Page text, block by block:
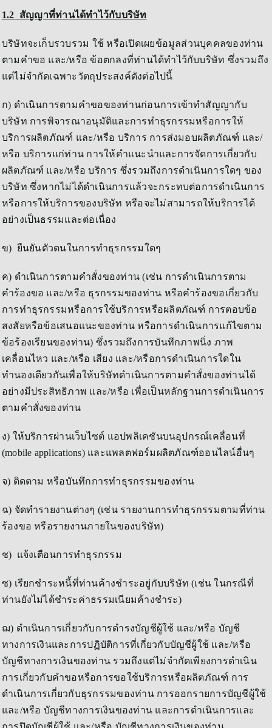
1.2 สัญญาที่ท่านได้ทำไว้กับบริษัท
บริษัทจะเก็บรวบรวม ใช้ หรือเปิดเผยข้อมูลส่วนบุคคลของท่าน
ตามคำขอ และ/หรือ ข้อตกลงที่ท่านได้ทำไว้กับบริษัท ซึ่งรวมถึง
แต่ไม่จำกัดเฉพาะวัตถุประสงค์ดังต่อไปนี้
ก) ดำเนินการตามคำขอของท่านก่อนการเข้าทำสัญญากับ
บริษัท การพิจารณาอนุมัติและการทำธุรกรรมหรือการให้
บริการผลิตภัณฑ์ และ/หรือ บริการ การส่งมอบผลิตภัณฑ์ และ/
หรือ บริการแก่ท่าน การให้คำแนะนำและการจัดการเกี่ยวกับ
ผลิตภัณฑ์ และ/หรือ บริการ ซึ่งรวมถึงการดำเนินการใดๆ ของ
บริษัท ซึ่งหากไม่ได้ดำเนินการแล้วจะกระทบต่อการดำเนินการ
หรือการให้บริการของบริษัท หรือจะไม่สามารถให้บริการได้
อย่างเป็นธรรมและต่อเนื่อง
ข) ยืนยันตัวตนในการทำธุรกรรมใดๆ
ค) ดำเนินการตามคำสั่งของท่าน (เช่น การดำเนินการตาม
คำร้องขอ และ/หรือ ธุรกรรมของท่าน หรือคำร้องขอเกี่ยวกับ
การทำธุรกรรมหรือการใช้บริการหรือผลิตภัณฑ์ การตอบข้อ
สงสัยหรือข้อเสนอแนะของท่าน หรือการดำเนินการแก้ไขตาม
ข้อร้องเรียนของท่าน) ซึ่งรวมถึงการบันทึกภาพนิ่ง ภาพ
เคลื่อนไหว และ/หรือ เสียง และ/หรือการดำเนินการใดใน
ทำนองเดียวกันเพื่อให้บริษัทดำเนินการตามคำสั่งของท่านได้
อย่างมีประสิทธิภาพ และ/หรือ เพื่อเป็นหลักฐานการดำเนินการ
ตามคำสั่งของท่าน
ง) ให้บริการผ่านเว็บไซต์ แอปพลิเคชันบนอุปกรณ์เคลื่อนที่
(mobile applications) และแพลตฟอร์มผลิตภัณฑ์ออนไลน์อื่นๆ
จ) ติดตาม หรือบันทึกการทำธุรกรรมของท่าน
ฉ) จัดทำรายงานต่างๆ (เช่น รายงานการทำธุรกรรมตามที่ท่าน
ร้องขอ หรือรายงานภายในของบริษัท)
ช) แจ้งเตือนการทำธุรกรรม
ซ) เรียกชำระหนี้ที่ท่านค้างชำระอยู่กับบริษัท (เช่น ในกรณีที่
ท่านยังไม่ได้ชำระค่าธรรมเนียมค้างชำระ)
ฌ) ดำเนินการเกี่ยวกับการดำรงบัญชีผู้ใช้ และ/หรือ บัญชี
ทางการเงินและการปฏิบัติการที่เกี่ยวกับบัญชีผู้ใช้ และ/หรือ
บัญชีทางการเงินของท่าน รวมถึงแต่ไม่จำกัดเพียงการดำเนิน
การเกี่ยวกับคำขอหรือการขอใช้บริการหรือผลิตภัณฑ์ การ
ดำเนินการเกี่ยวกับธุรกรรมของท่าน การออกรายการบัญชีผู้ใช้
และ/หรือ บัญชีทางการเงินของท่าน และการดำเนินการและ